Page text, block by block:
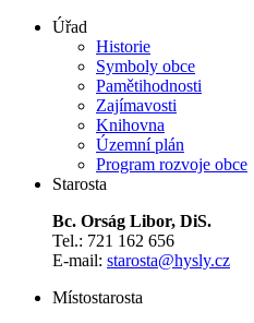
Úřad
Historie
Symboly obce
Pamětihodnosti
Zajímavosti
Knihovna
Územní plán
Program rozvoje obce
Starosta
Bc. Orság Libor, DiS.
Tel.: 721 162 656
E-mail: starosta@hysly.cz
​​​​​​​Místostarosta